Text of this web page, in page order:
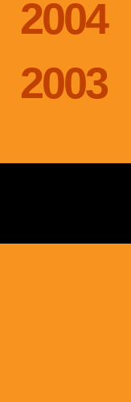
2004
2003